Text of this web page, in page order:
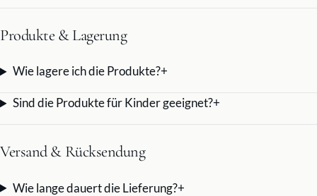
Produkte & Lagerung
Wie lagere ich die Produkte?+
Sind die Produkte für Kinder geeignet?+
Versand & Rücksendung
Wie lange dauert die Lieferung?+